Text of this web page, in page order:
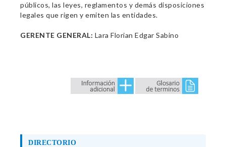
públicos, las leyes, reglamentos y demás disposiciones
legales que rigen y emiten las entidades.
GERENTE GENERAL: Lara Florian Edgar Sabino
DIRECTORIO